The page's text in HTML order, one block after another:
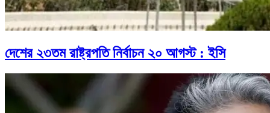
দেশের ২৩তম রাষ্ট্রপতি নির্বাচন ২০ আগস্ট : ইসি